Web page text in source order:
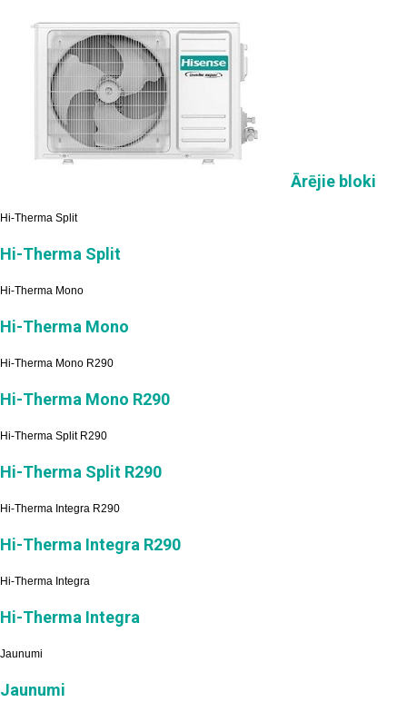
Ārējie bloki
Hi-Therma Split
Hi-Therma Split
Hi-Therma Mono
Hi-Therma Mono
Hi-Therma Mono R290
Hi-Therma Mono R290
Hi-Therma Split R290
Hi-Therma Split R290
Hi-Therma Integra R290
Hi-Therma Integra R290
Hi-Therma Integra
Hi-Therma Integra
Jaunumi
Jaunumi